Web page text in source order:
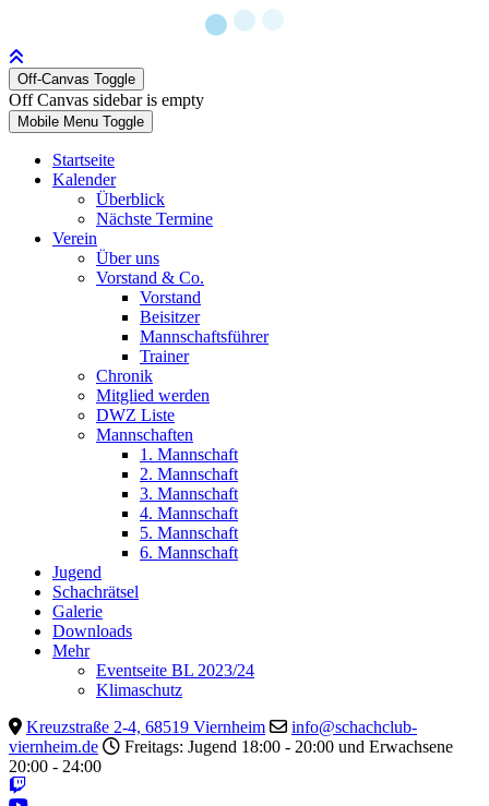
Off-Canvas Toggle
Off Canvas sidebar is empty
Mobile Menu Toggle
Startseite
Kalender
Überblick
Nächste Termine
Verein
Über uns
Vorstand & Co.
Vorstand
Beisitzer
Mannschaftsführer
Trainer
Chronik
Mitglied werden
DWZ Liste
Mannschaften
1. Mannschaft
2. Mannschaft
3. Mannschaft
4. Mannschaft
5. Mannschaft
6. Mannschaft
Jugend
Schachrätsel
Galerie
Downloads
Mehr
Eventseite BL 2023/24
Klimaschutz
Kreuzstraße 2-4, 68519 Viernheim
info@schachclub-
viernheim.de
Freitags: Jugend 18:00 - 20:00 und Erwachsene
20:00 - 24:00